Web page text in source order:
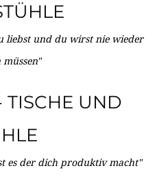
liebst und du wirst nie wieder
TISCHE UND
es der dich produktiv macht"